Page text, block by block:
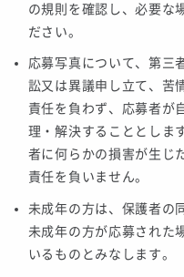
の規則を確認し、必要な
ださい。
応募写真について、第三
訟又は異議申し立て、苦
責任を負わず、応募者が
理・解決することとしま
者に何らかの損害が生じ
責任を負いません。
未成年の方は、保護者の
未成年の方が応募された
いるものとみなします。